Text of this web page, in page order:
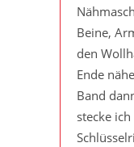
Beine,
den
Ende
Band
stecke